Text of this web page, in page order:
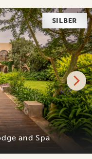
GOLD
and Spa